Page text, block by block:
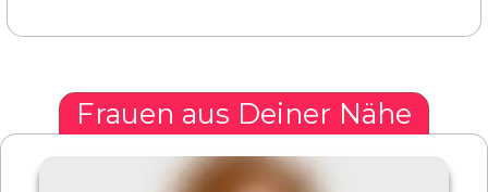
Frauen aus Deiner Nähe